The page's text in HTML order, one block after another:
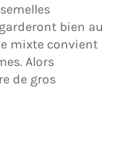
bien au
mixte convient
Alors
de gros